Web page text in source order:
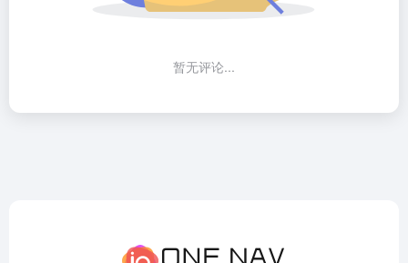
暂无评论...